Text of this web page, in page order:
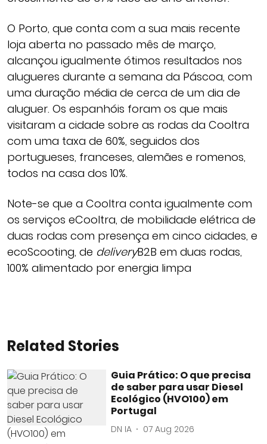
O Porto, que conta com a sua mais recente
loja aberta no passado mês de março,
alcançou igualmente ótimos resultados nos
alugueres durante a semana da Páscoa, com
uma duração média de cerca de um dia de
aluguer. Os espanhóis foram os que mais
visitaram a cidade sobre as rodas da Cooltra
com uma taxa de 60%, seguidos dos
portugueses, franceses, alemães e romenos,
todos na casa dos 10%.
Note-se que a Cooltra conta igualmente com
os serviços eCooltra, de mobilidade elétrica de
duas rodas com presença em cinco cidades, e
ecoScooting, de deliveryB2B em duas rodas,
100% alimentado por energia limpa
Related Stories
Guia Prático: O que precisa
de saber para usar Diesel
Ecológico (HVO100) em
Portugal
DN IA 07 Aug 2026